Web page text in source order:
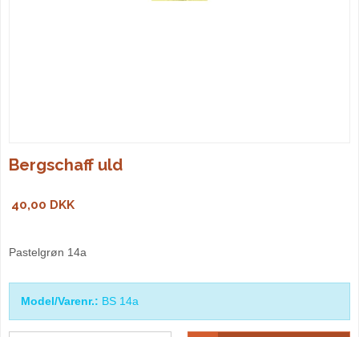
Bergschaff uld
40,00 DKK
Pastelgrøn 14a
Model/Varenr.: BS 14a